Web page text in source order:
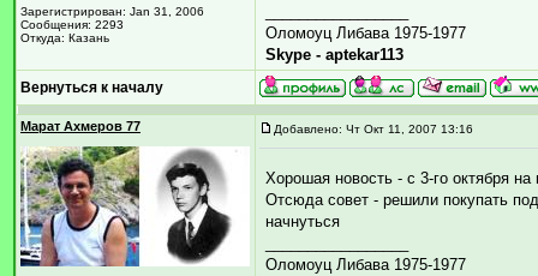
Зарегистрирован: Jan 31, 2006
Сообщения: 2293
Откуда: Казань
Оломоуц Либава 1975-1977
Skype - aptekar113
Вернуться к началу
Марат Ахмеров 77 Добавлено: Чт Окт 11, 2007 13:16
Хорошая новость - с 3-го октября
Отсюда совет - решили покупать
начнуться
Оломоуц Либава 1975-1977